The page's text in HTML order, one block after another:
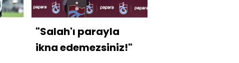
"Salah'ı parayla
ikna edemezsiniz!"